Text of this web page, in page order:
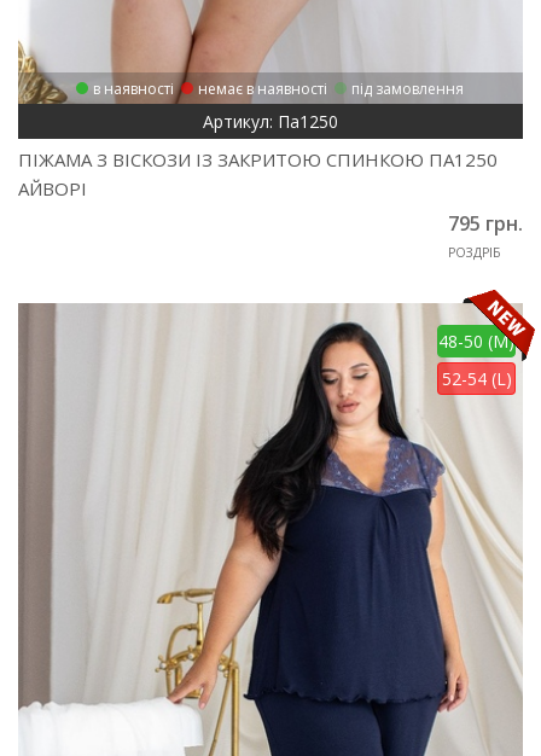
в наявності немає в наявності під замовлення
Артикул: Па1250
ПІЖАМА З ВІСКОЗИ ІЗ ЗАКРИТОЮ СПИНКОЮ ПА1250
АЙВОРІ
795 грн.
РОЗДРІБ
48-50 (M)
52-54 (L)